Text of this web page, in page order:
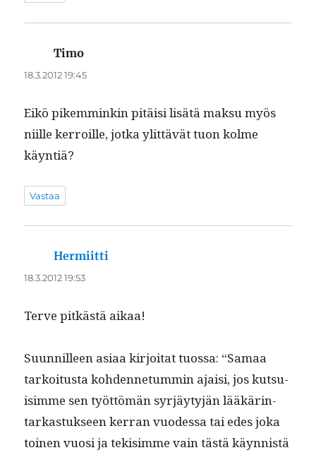
Timo
18.3.2012 19:45
Eikö pikem­minkin pitäisi lisätä mak­su myös
niille ker­roille, jot­ka ylit­tävät tuon kolme
käyntiä?
Vastaa
Hermiitti
18.3.2012 19:53
Ter­ve pitkästä aikaa!
Suun­nilleen asi­aa kir­joi­tat tuos­sa: “Samaa
tarkoi­tus­ta kohden­netum­min ajaisi, jos kut­su­
isimme sen työt­tömän syr­jäy­tyjän lääkärin­
tarkas­tuk­seen ker­ran vuodessa tai edes joka
toinen vuosi ja tek­isimme vain tästä käyn­nistä